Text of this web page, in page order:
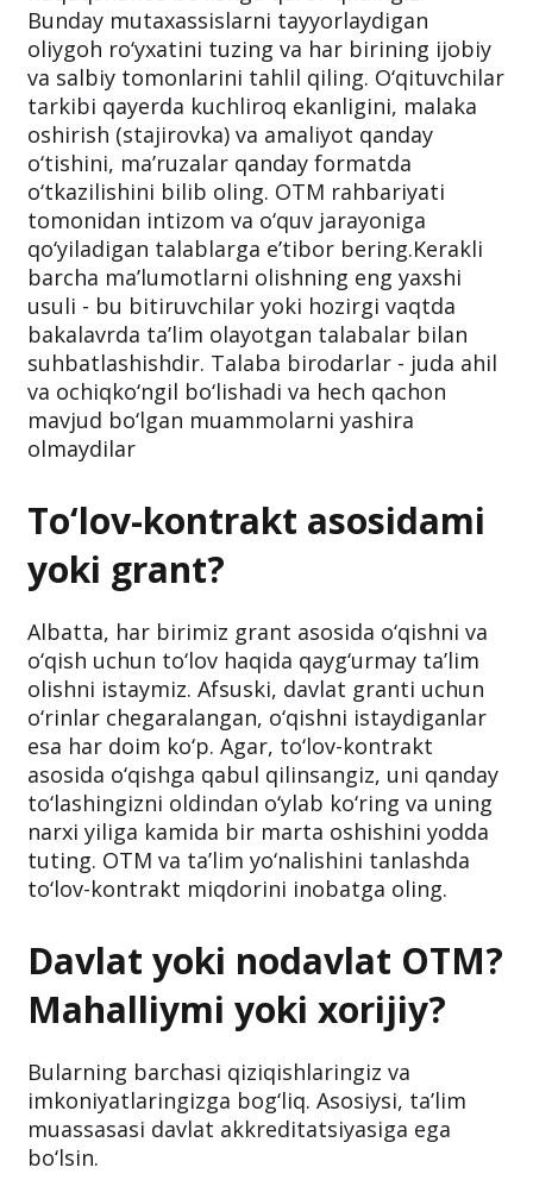
Oliy ta’lim muassasasini tanlash qaysi kasbni
egallashni xohlashingizga bog‘liq. Aytaylik,
huquqshunos bo‘lishga qaror qildingiz.
Bunday mutaxassislarni tayyorlaydigan
oliygoh ro‘yxatini tuzing va har birining ijobiy
va salbiy tomonlarini tahlil qiling. O‘qituvchilar
tarkibi qayerda kuchliroq ekanligini, malaka
oshirish (stajirovka) va amaliyot qanday
o‘tishini, ma’ruzalar qanday formatda
o‘tkazilishini bilib oling. OTM rahbariyati
tomonidan intizom va o‘quv jarayoniga
qo‘yiladigan talablarga e’tibor bering.Kerakli
barcha ma’lumotlarni olishning eng yaxshi
usuli - bu bitiruvchilar yoki hozirgi vaqtda
bakalavrda ta’lim olayotgan talabalar bilan
suhbatlashishdir. Talaba birodarlar - juda ahil
mavjud bo‘lgan muammolarni yashira
olmaydilar
To‘lov-kontrakt asosidami
yoki grant?
Albatta, har birimiz grant asosida o‘qishni va
o‘qish uchun to‘lov haqida qayg‘urmay ta’lim
olishni istaymiz. Afsuski, davlat granti uchun
o‘rinlar chegaralangan, o‘qishni istaydiganlar
esa har doim ko‘p. Agar, to‘lov-kontrakt
asosida o‘qishga qabul qilinsangiz, uni qanday
to‘lashingizni oldindan o‘ylab ko‘ring va uning
tuting. OTM va ta’lim yo‘nalishini tanlashda
to‘lov-kontrakt miqdorini inobatga oling.
Davlat yoki nodavlat OTM?
Mahalliymi yoki xorijiy?
Bularning barchasi qiziqishlaringiz va